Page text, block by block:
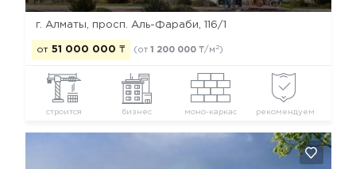
г. Алматы, просп. Аль-Фараби, 116/1
от 51 000 000 ₸ (от 1 200 000 ₸/м 2)
строится бизнес моно-каркас рекомендуем